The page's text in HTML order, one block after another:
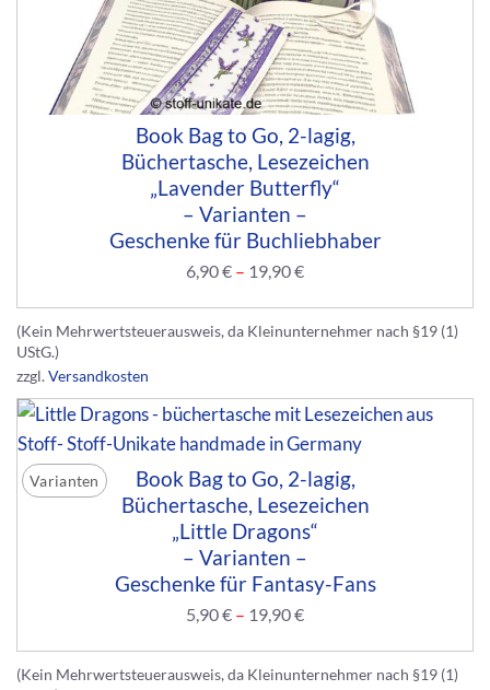
Book Bag to Go, 2-lagig,
Büchertasche, Lesezeichen
„Lavender Butterfly“
– Varianten –
Geschenke für Buchliebhaber
6,90€ – 19,90€
(Kein Mehrwertsteuerausweis, da Kleinunternehmer nach §19 (1)
UStG.)
zzgl.Versandkosten
Varianten
Book Bag to Go, 2-lagig,
Büchertasche, Lesezeichen
„Little Dragons“
– Varianten –
Geschenke für Fantasy-Fans
5,90€ – 19,90€
(Kein Mehrwertsteuerausweis, da Kleinunternehmer nach §19 (1)